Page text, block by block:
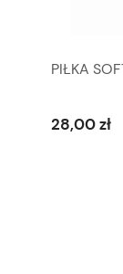
PIŁKA
28,00 zł